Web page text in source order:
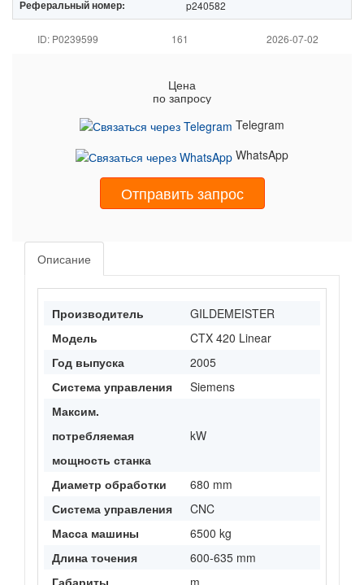
Реферальный номер: p240582
ID: P0239599 161 2026-07-02
Цена
по запросу
Telegram
WhatsApp
Отправить запрос
Описание
Производитель
GILDEMEISTER
Модель
CTX 420 Linear
Год выпуска
2005
Система управления
Siemens
Максим.
потребляемая
мощность станка
kW
Диаметр обработки
680 mm
Система управления
CNC
Масса машины
6500 kg
Длина точения
600-635 mm
Габариты
m